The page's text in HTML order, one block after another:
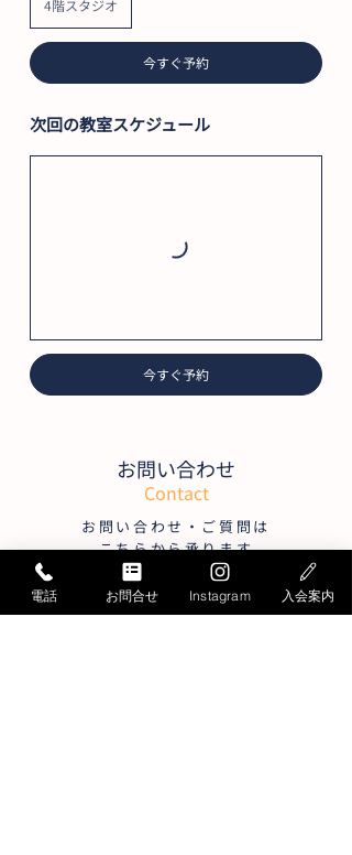
4階スタジオ
今すぐ予約
次回の教室スケジュール
今すぐ予約
お問い合わせ
Contact
お問い合わせ・ご質問は
こちらから承ります
お電話でのお問い合わせ
電話 お問合せ Instagram 入会案内